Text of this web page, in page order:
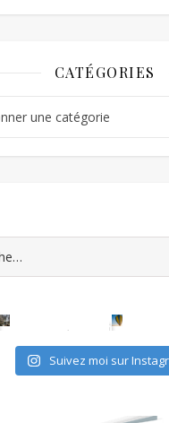
CATÉGORIES
Suivez moi sur